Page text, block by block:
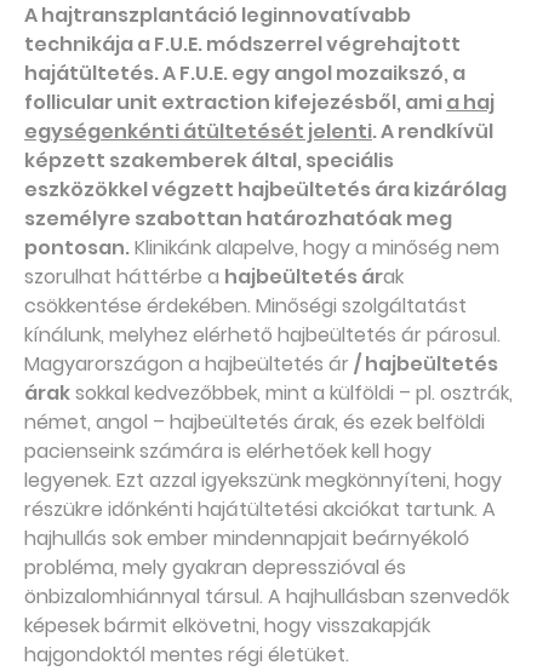
A hajtranszplantáció leginnovatívabb
technikája a F.U.E. módszerrel végrehajtott
hajátültetés. A F.U.E. egy angol mozaikszó, a
follicular unit extraction kifejezésből, amia haj
egységenkénti átültetését jelenti. A rendkívül
képzett szakemberek által, speciális
eszközökkel végzett hajbeültetés ára kizárólag
személyre szabottan határozhatóak meg
pontosan.Klinikánk alapelve, hogy a minőség nem
szorulhat háttérbe a hajbeültetés árak
csökkentése érdekében. Minőségi szolgáltatást
kínálunk, melyhez elérhető hajbeültetés ár párosul.
Magyarországon a hajbeültetés ár / hajbeültetés
áraksokkal kedvezőbbek, mint a külföldi – pl. osztrák,
német, angol – hajbeültetés árak, és ezek belföldi
pacienseink számára is elérhetőek kell hogy
legyenek. Ezt azzal igyekszünk megkönnyíteni, hogy
részükre időnkénti hajátültetési akciókat tartunk. A
hajhullás sok ember mindennapjait beárnyékoló
probléma, mely gyakran depresszióval és
önbizalomhiánnyal társul. A hajhullásban szenvedők
képesek bármit elkövetni, hogy visszakapják
hajgondoktól mentes régi életüket.